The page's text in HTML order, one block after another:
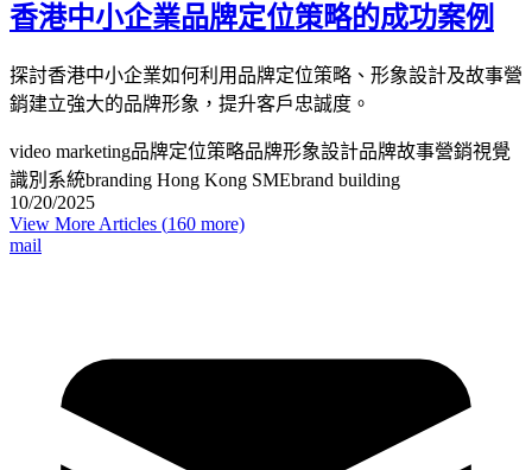
香港中小企業品牌定位策略的成功案例
探討香港中小企業如何利用品牌定位策略、形象設計及故事營
銷建立強大的品牌形象，提升客戶忠誠度。
video marketing品牌定位策略品牌形象設計品牌故事營銷視覺
識別系統branding Hong Kong SMEbrand building
10/20/2025
View More Articles (160 more)
mail